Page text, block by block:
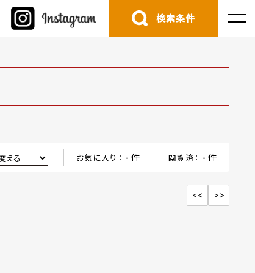
検索条件
お気に入り： - 件 閲覧済： - 件
<< >>